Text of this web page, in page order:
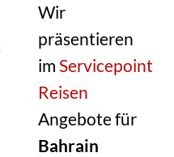
Wir
präsentieren
imServicepoint
Reisen
Angebote für
Bahrain